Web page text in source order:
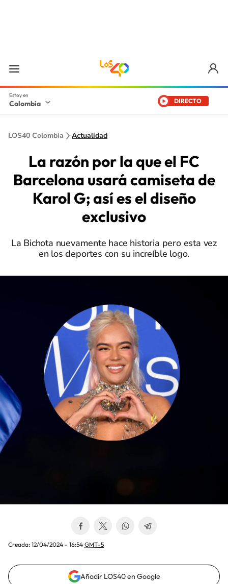
Colombia DIRECTO
LOS40 Colombia Actualidad
La razón por la que el FC
Barcelona usará camiseta de
Karol G; así es el diseño
exclusivo
La Bichota nuevamente hace historia pero esta vez
en los deportes con su increíble logo.
Creada: 12/04/2024 - 16:54 GMT-5
Añadir LOS40 en Google